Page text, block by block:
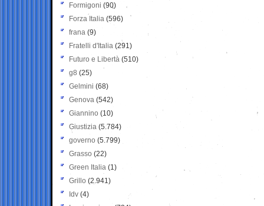
Formigoni (90)
Forza Italia (596)
frana (9)
Fratelli d'Italia (291)
Futuro e Libertà (510)
g8 (25)
Gelmini (68)
Genova (542)
Giannino (10)
Giustizia (5.784)
governo (5.799)
Grasso (22)
Green Italia (1)
Grillo (2.941)
Idv (4)